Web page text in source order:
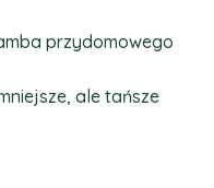
przydomowego
ale tańsze